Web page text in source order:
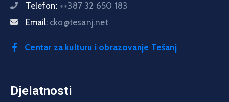
Telefon: ++387 32 650 183
Email: cko@tesanj.net
Centar za kulturu i obrazovanje Tešanj
Djelatnosti